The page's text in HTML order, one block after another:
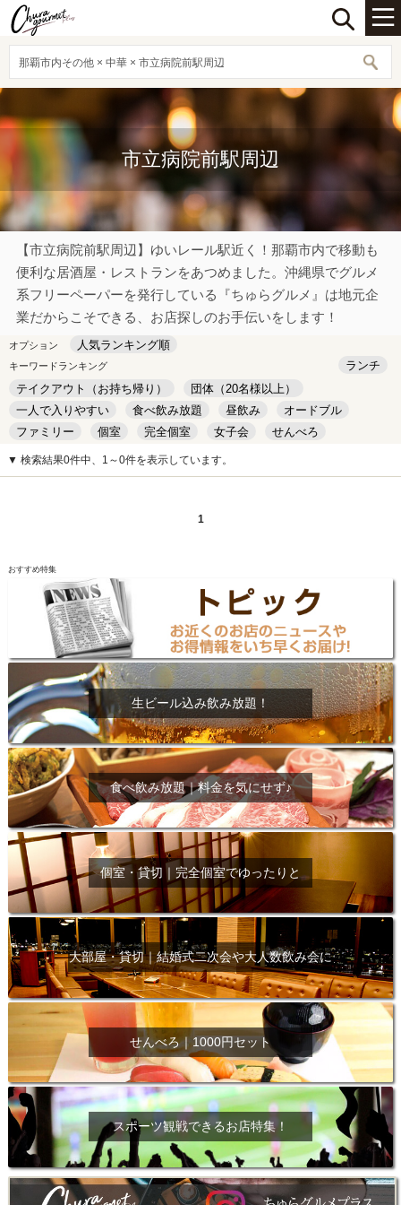
那覇市内その他 × 中華 × 市立病院前駅周辺
市立病院前駅周辺
【市立病院前駅周辺】ゆいレール駅近く！那覇市内で移動も
便利な居酒屋・レストランをあつめました。沖縄県でグルメ
系フリーペーパーを発行している『ちゅらグルメ』は地元企
業だからこそできる、お店探しのお手伝いをします！
オプション 人気ランキング順
キーワードランキング
ランチ
テイクアウト（お持ち帰り）
団体（20名様以上）
一人で入りやすい
食べ飲み放題 昼飲み
オードブル
ファミリー
個室 完全個室 女子会
せんべろ
キッズルーム
安い デート
▼ 検索結果0件中、1～0件を表示しています。
1
おすすめ特集
生ビール込み飲み放題！
食べ飲み放題｜料金を気にせず♪
個室・貸切｜完全個室でゆったりと
大部屋・貸切｜結婚式二次会や大人数飲み会に
せんべろ｜1000円セット
スポーツ観戦できるお店特集！